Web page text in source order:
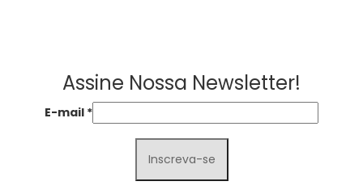
Assine Nossa Newsletter!
E-mail *